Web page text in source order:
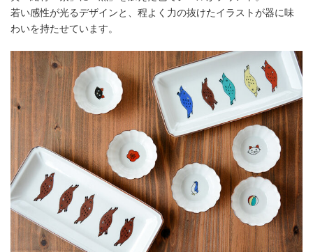
若い感性が光るデザインと、程よく力の抜けたイラストが器に味
わいを持たせています。